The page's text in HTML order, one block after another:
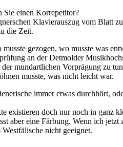
Sie ei­nen Korrepetitor?
Kla­vier­aus­zug vom Blatt
die Zeit.
ge­zo­gen, wo muss­te was
an der Det­mol­der
mund­art­li­chen Vor­prä­gung zu
muss­te, was nicht leicht war.
im­mer et­was durch­hört,
exis­tie­ren doch nur noch in ganz
aber eine Fär­bung. Wenn ich
nicht geeignet.